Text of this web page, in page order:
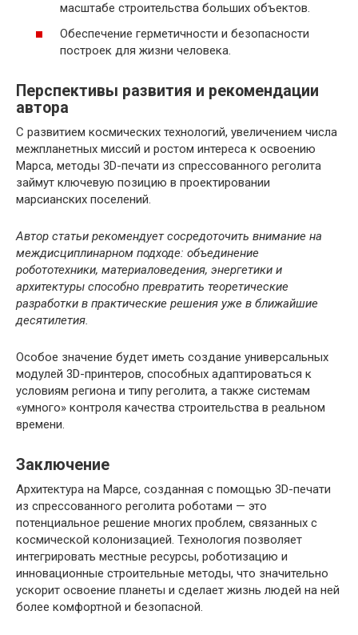
масштабе строительства больших объектов.
Обеспечение герметичности и безопасности
построек для жизни человека.
Перспективы развития и рекомендации
автора
С развитием космических технологий, увеличением числа
межпланетных миссий и ростом интереса к освоению
Марса, методы 3D-печати из спрессованного реголита
займут ключевую позицию в проектировании
марсианских поселений.
Автор статьи рекомендует сосредоточить внимание на
междисциплинарном подходе: объединение
робототехники, материаловедения, энергетики и
архитектуры способно превратить теоретические
разработки в практические решения уже в ближайшие
десятилетия.
Особое значение будет иметь создание универсальных
модулей 3D-принтеров, способных адаптироваться к
условиям региона и типу реголита, а также системам
«умного» контроля качества строительства в реальном
времени.
Заключение
Архитектура на Марсе, созданная с помощью 3D-печати
из спрессованного реголита роботами — это
потенциальное решение многих проблем, связанных с
космической колонизацией. Технология позволяет
интегрировать местные ресурсы, роботизацию и
инновационные строительные методы, что значительно
ускорит освоение планеты и сделает жизнь людей на ней
более комфортной и безопасной.